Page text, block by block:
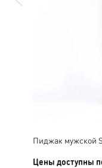
Пиджак мужской
Цены доступны